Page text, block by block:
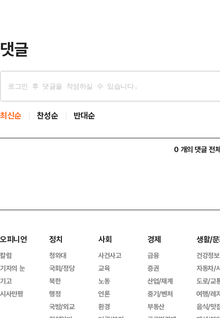
댓글
최신순 찬성순 반대순
0 개의 댓글 전
오피니언
칼럼
기자의 눈
기고
시사만평
정치
청와대
국회/정당
북한
행정
국방/외교
사회
사건사고
교육
노동
언론
환경
경제
금융
증권
산업/재계
중기/벤처
부동산
생활/
건강정보
자동차/
도로/교
여행/레
음식/맛